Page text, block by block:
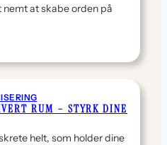
at skabe orden på
RUM – STYRK DINE
helt, som holder dine